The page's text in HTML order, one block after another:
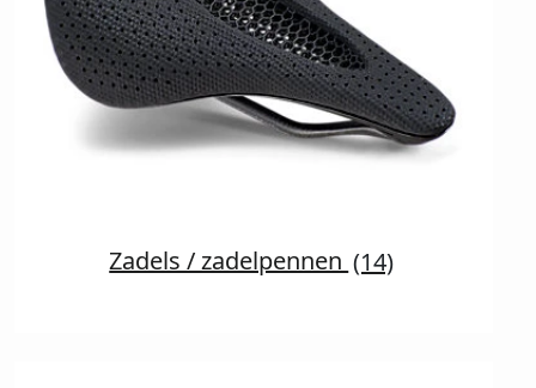
Zadels / zadelpennen (14)